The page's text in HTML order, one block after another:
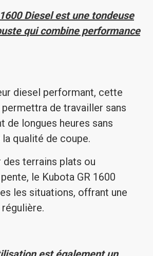
Diesel est une tondeuse
qui combine performance
diesel performant, cette
de travailler sans
de longues heures sans
qualité de coupe.
des terrains plats ou
le Kubota GR 1600
les situations, offrant une